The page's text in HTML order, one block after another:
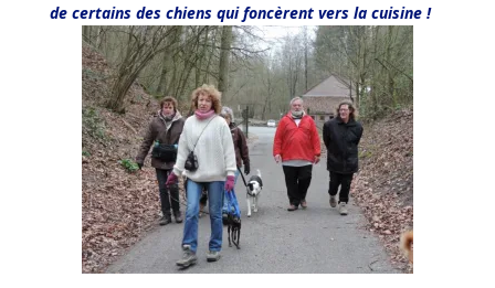
de certains des chiens qui foncèrent vers la cuisine !